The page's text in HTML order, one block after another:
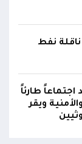
نفط
طارئاً
ويقر